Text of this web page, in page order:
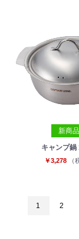
新商品
キャンプ鍋
￥3,278 （
1 2